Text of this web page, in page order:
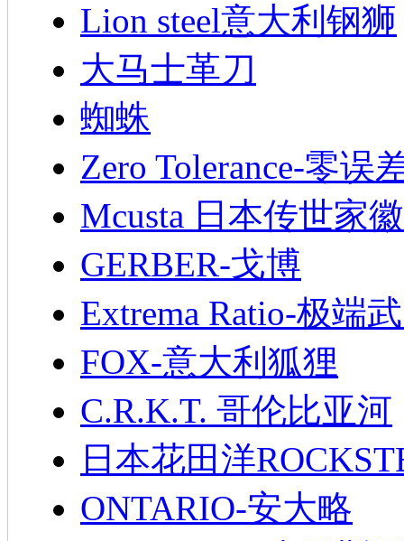
Lion steel意大利钢狮
大马士革刀
蜘蛛
Zero Tolerance-零误
Mcusta 日本传世家徽
GERBER-戈博
Extrema Ratio-极端
FOX-意大利狐狸
C.R.K.T. 哥伦比亚河
日本花田洋
ONTARIO-安大略